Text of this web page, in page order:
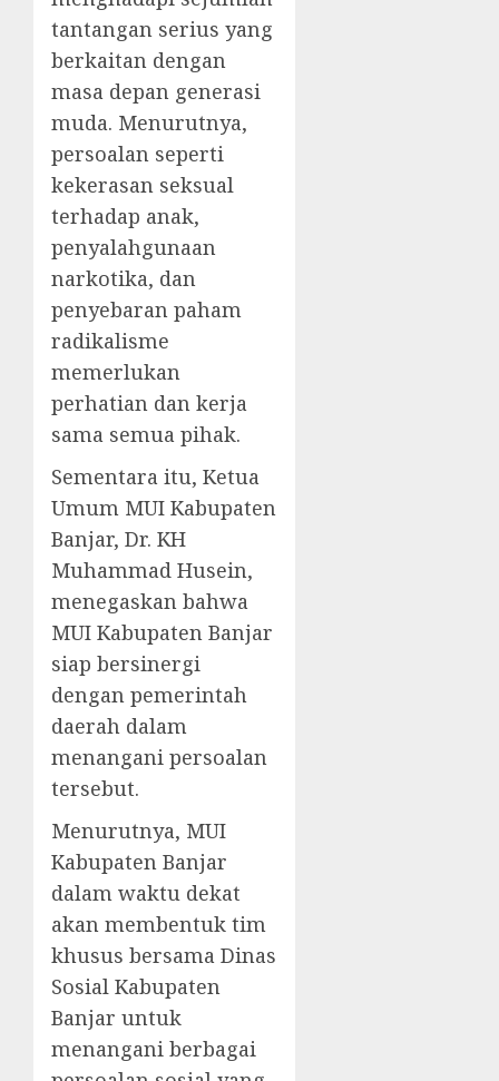
tantangan serius yang
berkaitan dengan
masa depan generasi
muda. Menurutnya,
persoalan seperti
kekerasan seksual
terhadap anak,
penyalahgunaan
narkotika, dan
penyebaran paham
radikalisme
memerlukan
perhatian dan kerja
sama semua pihak.
Sementara itu, Ketua
Umum MUI Kabupaten
Banjar, Dr. KH
Muhammad Husein,
menegaskan bahwa
MUI Kabupaten Banjar
siap bersinergi
dengan pemerintah
daerah dalam
menangani persoalan
tersebut.
Menurutnya, MUI
Kabupaten Banjar
dalam waktu dekat
akan membentuk tim
khusus bersama Dinas
Sosial Kabupaten
Banjar untuk
menangani berbagai